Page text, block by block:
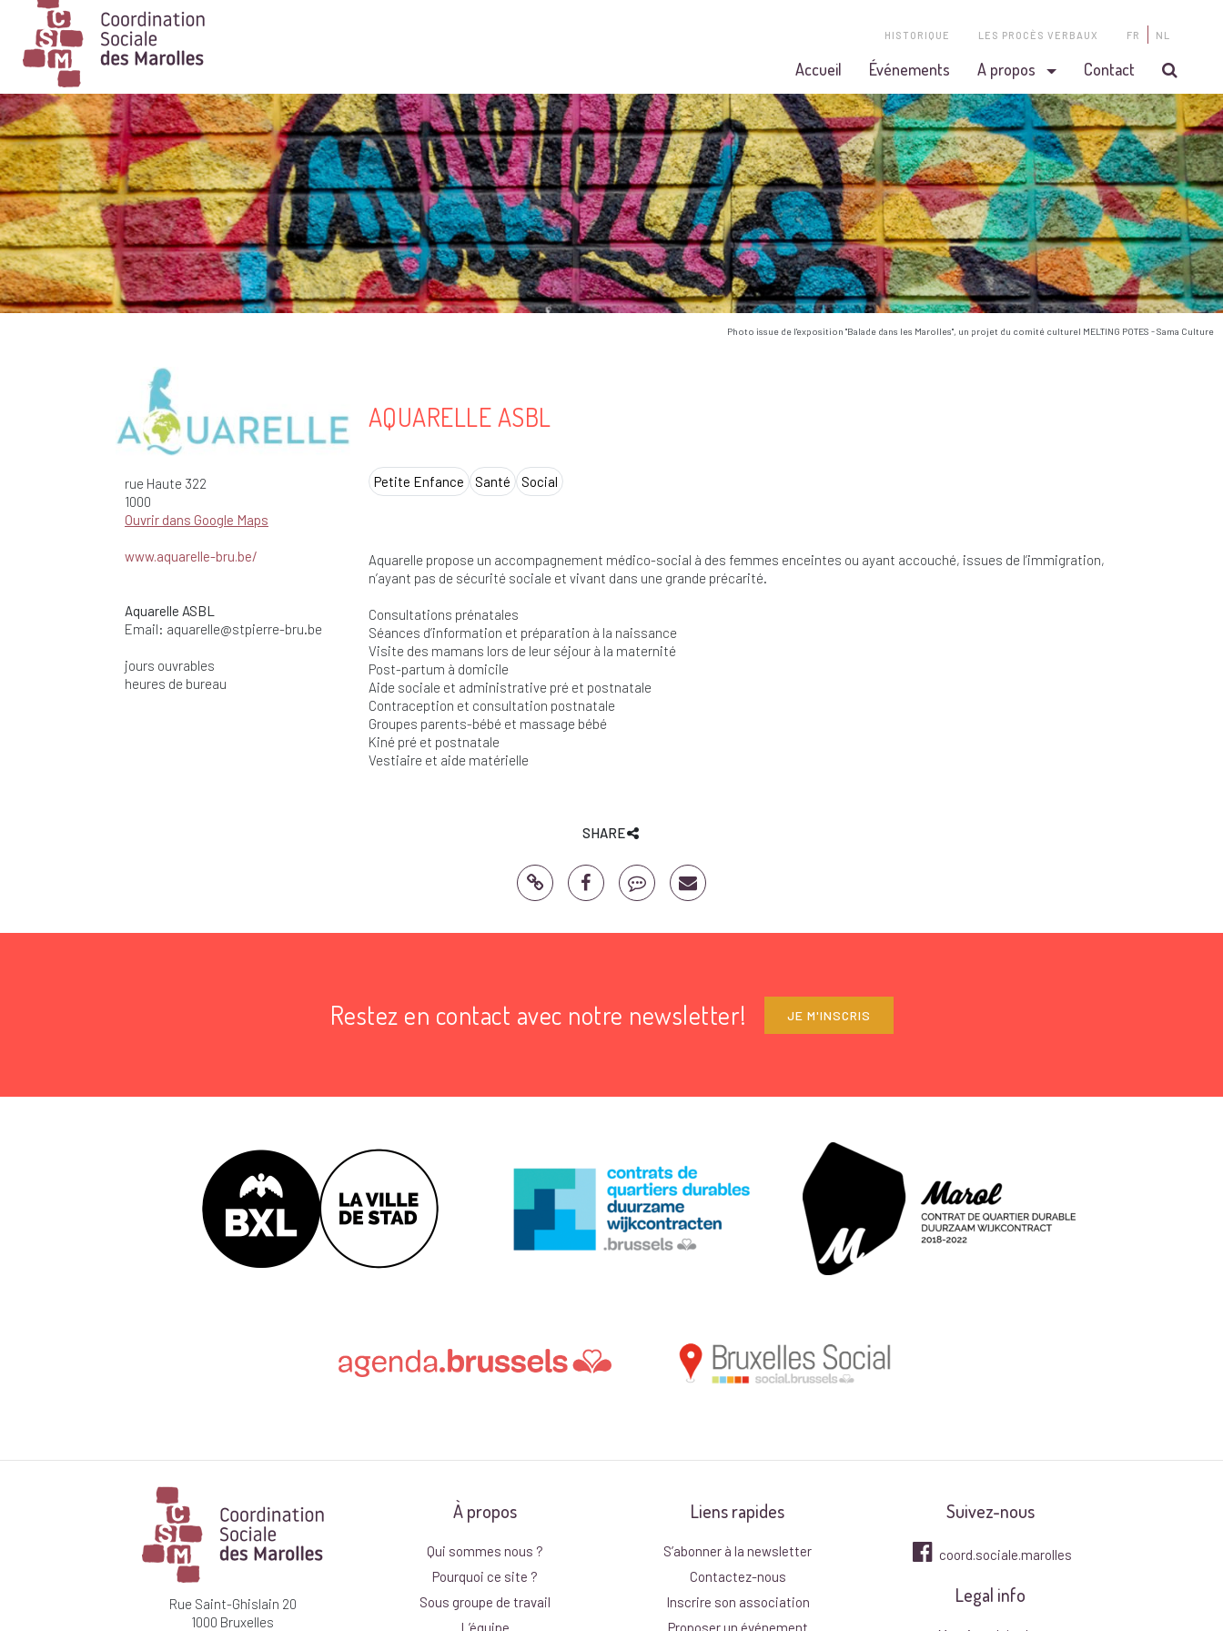
Main Navigation
HISTORIQUE LES PROCÈS VERBAUX FR NL
Accueil Événements A propos Contact
Photo issue de l'exposition "Balade dans les Marolles", un projet du comité culturel MELTING POTES - Sama Culture
rue Haute 322
1000
Ouvrir dans Google Maps
www.aquarelle-bru.be/
Aquarelle ASBL
Email: aquarelle@stpierre-bru.be
jours ouvrables
heures de bureau
AQUARELLE ASBL
Petite Enfance Santé Social
Aquarelle propose un accompagnement médico-social à des femmes enceintes ou ayant accouché, issues de l’immigration,
n’ayant pas de sécurité sociale et vivant dans une grande précarité.
Consultations prénatales
Séances d’information et préparation à la naissance
Visite des mamans lors de leur séjour à la maternité
Post-partum à domicile
Aide sociale et administrative pré et postnatale
Contraception et consultation postnatale
Groupes parents-bébé et massage bébé
Kiné pré et postnatale
Vestiaire et aide matérielle
SHARE
Restez en contact avec notre newsletter! JE M'INSCRIS
Rue Saint-Ghislain 20
1000 Bruxelles
À propos
Qui sommes nous ?
Pourquoi ce site ?
Sous groupe de travail
L’équipe
Liens rapides
S’abonner à la newsletter
Contactez-nous
Inscrire son association
Proposer un événement
Suivez-nous
coord.sociale.marolles
Legal info